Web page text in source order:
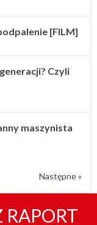
[FILM]
Czyli
maszynista
Następne »
RAPORT